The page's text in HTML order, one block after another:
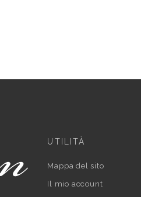
UTILITÀ
Mappa del sito
Il mio account